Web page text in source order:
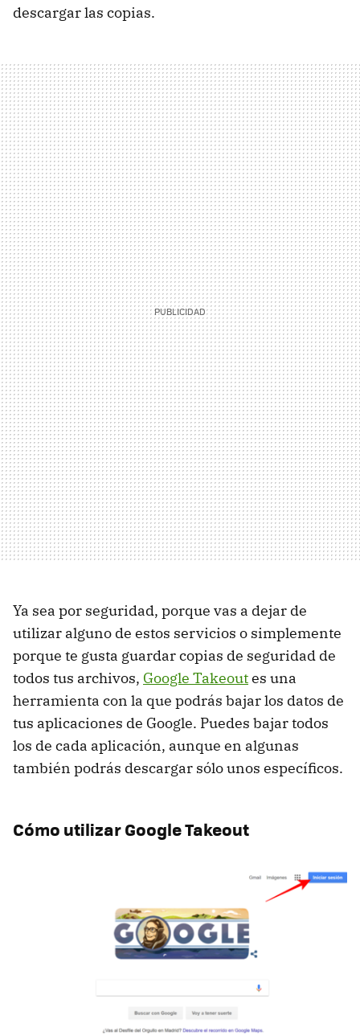
descargar las copias.
Ya sea por seguridad, porque vas a dejar de
utilizar alguno de estos servicios o simplemente
porque te gusta guardar copias de seguridad de
todos tus archivos, Google Takeoutes una
herramienta con la que podrás bajar los datos de
tus aplicaciones de Google. Puedes bajar todos
los de cada aplicación, aunque en algunas
también podrás descargar sólo unos específicos.
Cómo utilizar Google Takeout